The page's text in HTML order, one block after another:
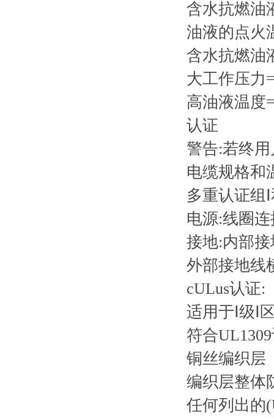
含水抗燃油
油液的点火
含水抗燃油
大工作压力
高油液温度
认证
警告:若终
电缆规格和
多重认证组
电源:线圈
接地:内部
外部接地线
cULus认证:
适用于Ⅰ级Ⅰ
符合
铜丝编织层
编织层整体
任何列出的